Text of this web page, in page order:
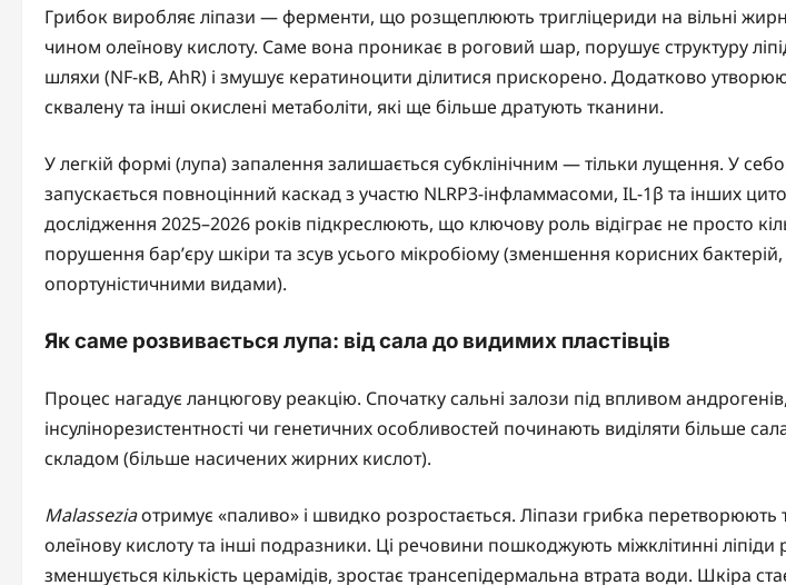
Грибок виробляє ліпази — ферменти, що розщеплюють тригліцериди на вільні
чином олеїнову кислоту. Саме вона проникає в роговий шар, порушує структуру
шляхи (NF-κB, AhR) і змушує кератиноцити ділитися прискорено. Додатково
сквалену та інші окислені метаболіти, які ще більше дратують тканини.
У легкій формі (лупа) запалення залишається субклінічним — тільки лущення. У
запускається повноцінний каскад з участю NLRP3-інфламмасоми, IL-1β та інших
дослідження 2025–2026 років підкреслюють, що ключову роль відіграє не просто
порушення бар’єру шкіри та зсув усього мікробіому (зменшення корисних
опортуністичними видами).
Як саме розвивається лупа: від сала до видимих пластівців
Процес нагадує ланцюгову реакцію. Спочатку сальні залози під впливом
інсулінорезистентності чи генетичних особливостей починають виділяти більше
складом (більше насичених жирних кислот).
Malasseziaотримує «паливо» і швидко розростається. Ліпази грибка перетворюють
олеїнову кислоту та інші подразники. Ці речовини пошкоджують міжклітинні
зменшується кількість церамідів, зростає трансепідермальна втрата води. Шкіра